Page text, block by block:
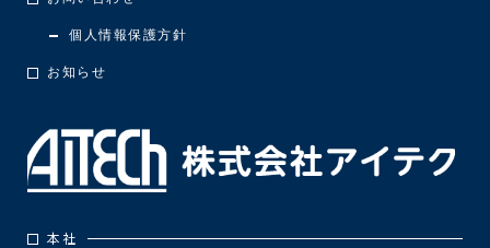
個人情報保護方針
お知らせ
本社